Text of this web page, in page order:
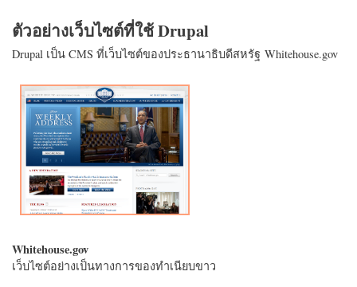
ตัวอย่างเว็บไซต์ที่ใช้ Drupal
Drupal เป็น CMS ที่เว็บไซต์ของประธานาธิบดีสหรัฐ Whitehouse.gov
Whitehouse.gov
เว็บไซต์อย่างเป็นทางการของทำเนียบขาว